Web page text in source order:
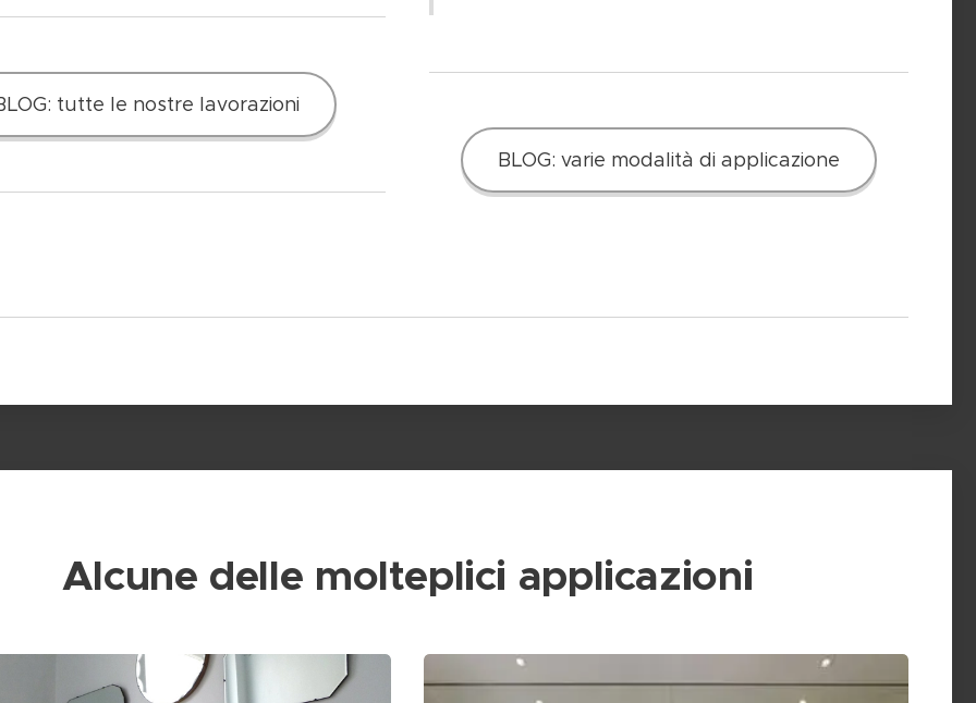
tutte le nostre lavorazioni
BLOG: varie modalità di applicazione
Alcune delle molteplici applicazioni